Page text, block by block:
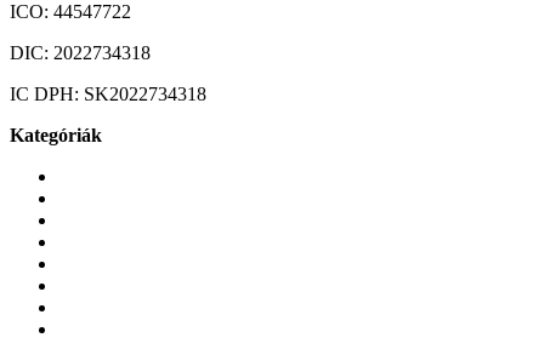
ICO: 44547722
DIC: 2022734318
IC DPH: SK2022734318
Kategóriák